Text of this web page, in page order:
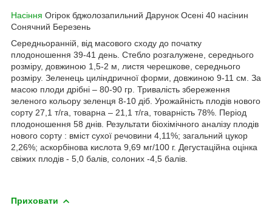
Насіння Огірок бджолозапильний Дарунок Осені 40 насінин
Сонячний Березень
Середньоранній, від масового сходу до початку
плодоношення 39-41 день. Стебло розгалужене, середнього
розміру, довжиною 1,5-2 м, листя черешкове, середнього
розміру. Зеленець циліндричної форми, довжиною 9-11 см. За
масою плоди дрібні – 80-90 гр. Тривалість збереження
зеленого кольору зеленця 8-10 діб. Урожайність плодів нового
сорту 27,1 т/га, товарна – 21,1 т/га, товарність 78%. Період
плодоношення 58 днів. Результати біохімічного аналізу плодів
нового сорту : вміст сухої речовини 4,11%; загальний цукор
2,26%; аскорбінова кислота 9,69 мг/100 г. Дегустаційна оцінка
свіжих плодів - 5,0 балів, солоних -4,5 балів.
Приховати